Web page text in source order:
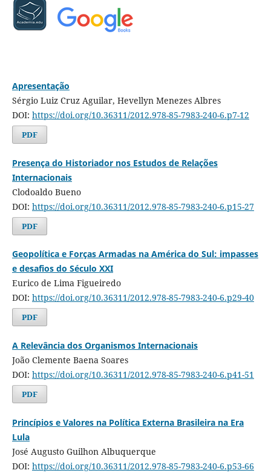
Apresentação
Sérgio Luiz Cruz Aguilar, Hevellyn Menezes Albres
DOI: https://doi.org/10.36311/2012.978-85-7983-240-6.p7-12
PDF
Presença do Historiador nos Estudos de Relações
Internacionais
Clodoaldo Bueno
DOI: https://doi.org/10.36311/2012.978-85-7983-240-6.p15-27
PDF
Geopolítica e Forças Armadas na América do Sul: impasses
e desafios do Século XXI
Eurico de Lima Figueiredo
DOI: https://doi.org/10.36311/2012.978-85-7983-240-6.p29-40
PDF
A Relevância dos Organismos Internacionais
João Clemente Baena Soares
DOI: https://doi.org/10.36311/2012.978-85-7983-240-6.p41-51
PDF
Princípios e Valores na Política Externa Brasileira na Era
Lula
José Augusto Guilhon Albuquerque
DOI: https://doi.org/10.36311/2012.978-85-7983-240-6.p53-66